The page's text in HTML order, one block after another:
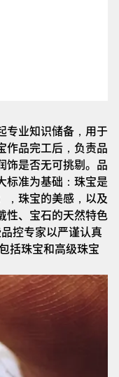
专业知识储备，用于
作品完工后，负责品
饰是否无可挑剔。品
标准为基础：珠宝是
，珠宝的美感，以及
性、宝石的天然特色
控专家以严谨认真
括珠宝和高级珠宝